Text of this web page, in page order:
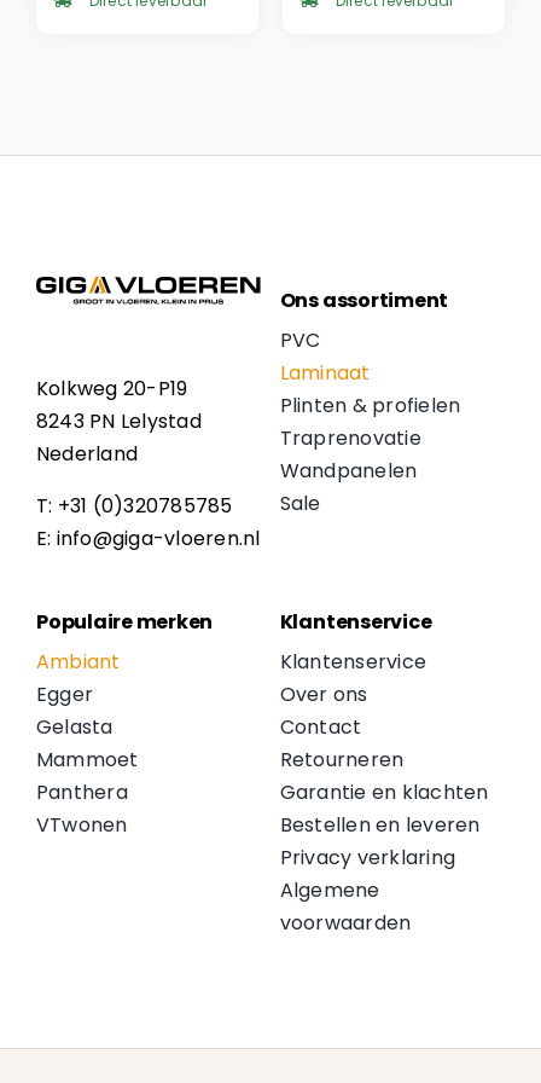
Kolkweg 20-P19
8243 PN Lelystad
Nederland
T: +31 (0)320785785
E: info@giga-vloeren.nl
Ons assortiment
PVC
Laminaat
Plinten & profielen
Traprenovatie
Wandpanelen
Sale
Populaire merken
Ambiant
Egger
Gelasta
Mammoet
Panthera
VTwonen
Klantenservice
Klantenservice
Over ons
Contact
Retourneren
Garantie en klachten
Bestellen en leveren
Privacy verklaring
Algemene
voorwaarden